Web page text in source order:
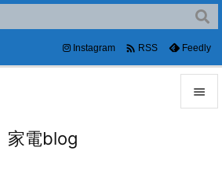
家電blog

Instagram  RSS Feedly